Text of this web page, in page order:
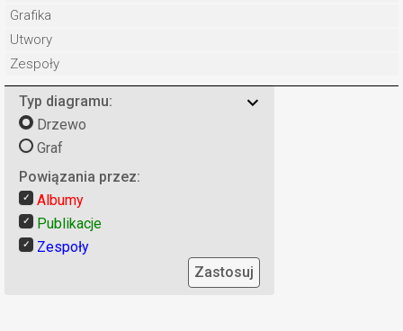
Grafika
Utwory
Zespoły
Typ diagramu:
Drzewo
Graf
Powiązania przez:
Albumy
Publikacje
Zespoły
Zastosuj